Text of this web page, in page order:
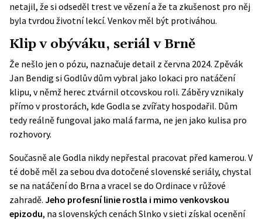
netajil, že si odseděl trest ve vězení a že ta zkušenost pro něj
byla tvrdou životní lekcí. Venkov měl být protiváhou.
Klip v obýváku, seriál v Brně
Že nešlo jen o pózu, naznačuje detail z června 2024. Zpěvák
Jan Bendig si Godlův dům vybral jako lokaci pro natáčení
klipu, v němž herec ztvárnil otcovskou roli. Záběry vznikaly
přímo v prostorách, kde Godla se zvířaty hospodařil. Dům
tedy reálně fungoval jako malá farma, ne jen jako kulisa pro
rozhovory.
Současně ale Godla nikdy nepřestal pracovat před kamerou. V
té době měl za sebou dva dotočené slovenské seriály, chystal
se na natáčení do Brna a vracel se do Ordinace v růžové
zahradě. Jeho profesní linie rostla i mimo venkovskou
epizodu, na slovenských cenách Slnko v sieti získal ocenění